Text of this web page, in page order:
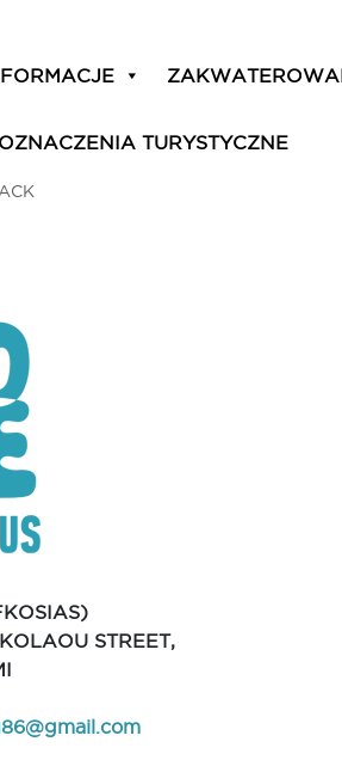
OZNACZENIA TURYSTYCZNE
STREET,